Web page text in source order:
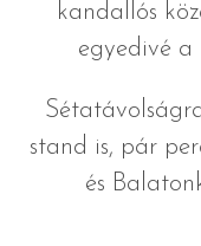
kandallós
egyedivé a
stand is, pár
és